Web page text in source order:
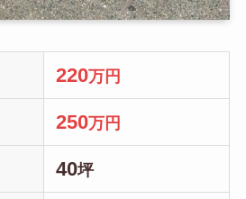
220万円
250万円
40坪